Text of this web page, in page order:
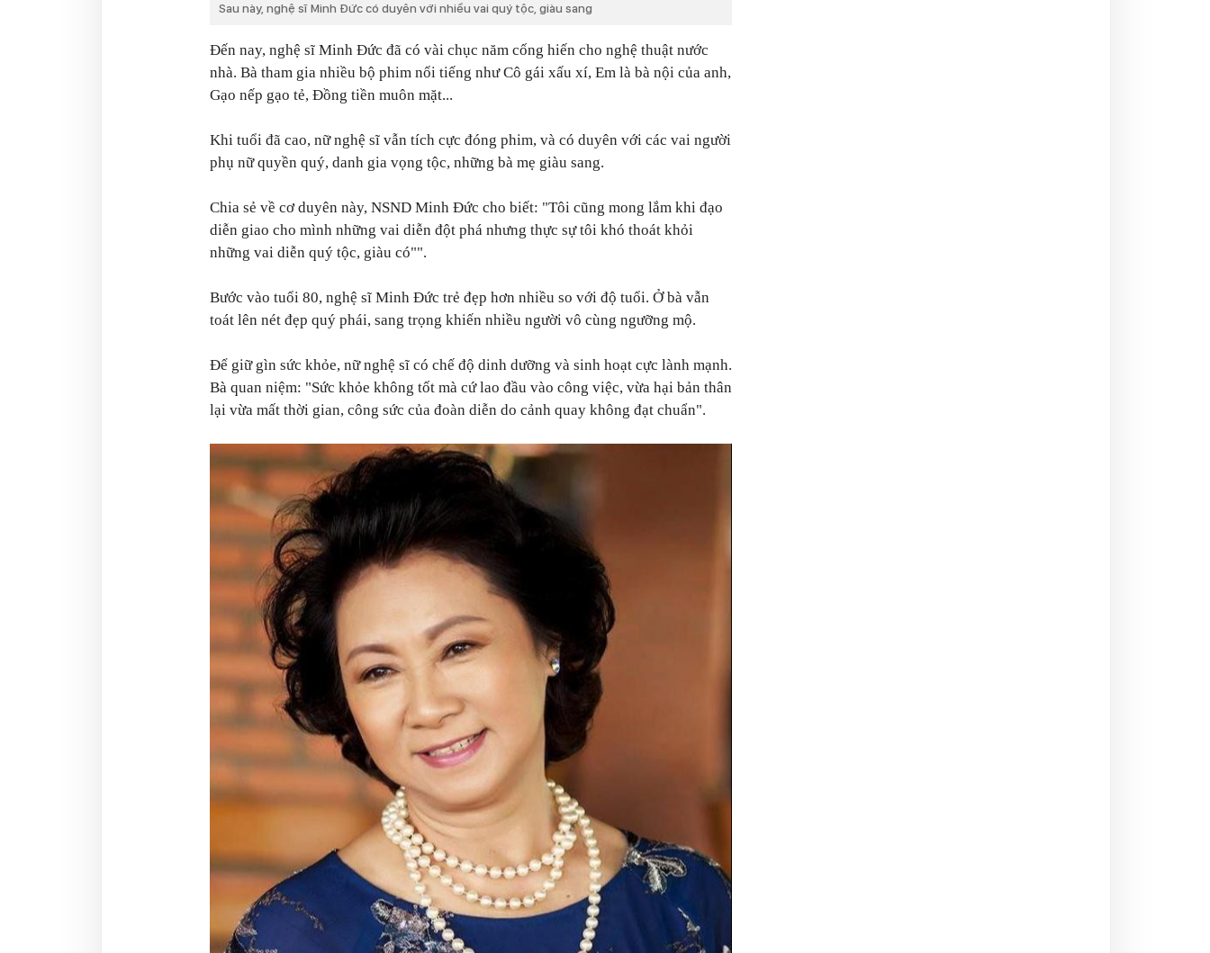
Sau này, nghệ sĩ Minh Đức có duyên với nhiều vai quý tộc, giàu sang
Đến nay, nghệ sĩ Minh Đức đã có vài chục năm cống hiến cho nghệ thuật nước
nhà. Bà tham gia nhiều bộ phim nổi tiếng như Cô gái xấu xí, Em là bà nội của anh,
Gạo nếp gạo tẻ, Đồng tiền muôn mặt...
Khi tuổi đã cao, nữ nghệ sĩ vẫn tích cực đóng phim, và có duyên với các vai người
phụ nữ quyền quý, danh gia vọng tộc, những bà mẹ giàu sang.
Chia sẻ về cơ duyên này, NSND Minh Đức cho biết: "Tôi cũng mong lắm khi đạo
diễn giao cho mình những vai diễn đột phá nhưng thực sự tôi khó thoát khỏi
những vai diễn quý tộc, giàu có"".
Bước vào tuổi 80, nghệ sĩ Minh Đức trẻ đẹp hơn nhiều so với độ tuổi. Ở bà vẫn
toát lên nét đẹp quý phái, sang trọng khiến nhiều người vô cùng ngưỡng mộ.
Để giữ gìn sức khỏe, nữ nghệ sĩ có chế độ dinh dưỡng và sinh hoạt cực lành mạnh.
Bà quan niệm: "Sức khỏe không tốt mà cứ lao đầu vào công việc, vừa hại bản thân
lại vừa mất thời gian, công sức của đoàn diễn do cảnh quay không đạt chuẩn".